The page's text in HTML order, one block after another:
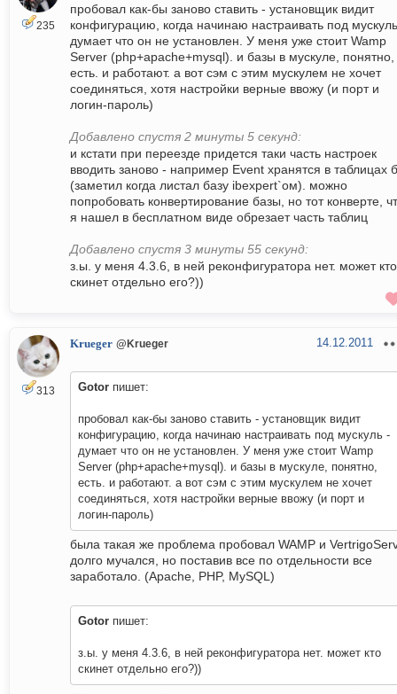
235
пробовал как-бы заново ставить - установщик видит
конфигурацию, когда начинаю настраивать под
думает что он не установлен. У меня уже стоит Wamp
Server (php+apache+mysql). и базы в мускуле, понятно,
есть. и работают. а вот сэм с этим мускулем не хочет
соединяться, хотя настройки верные ввожу (и порт и
логин-пароль)
Добавлено спустя 2 минуты 5 секунд:
и кстати при переезде придется таки часть настроек
вводить заново - например Event хранятся в таблицах
(заметил когда листал базу ibexpert`ом). можно
попробовать конвертирование базы, но тот конверте,
я нашел в бесплатном виде обрезает часть таблиц
Добавлено спустя 3 минуты 55 секунд:
з.ы. у меня 4.3.6, в ней реконфигуратора нет. может кто
скинет отдельно его?))
313
Krueger @Krueger 14.12.2011
Gotor пишет:
пробовал как-бы заново ставить - установщик видит
конфигурацию, когда начинаю настраивать под мускуль -
думает что он не установлен. У меня уже стоит Wamp
Server (php+apache+mysql). и базы в мускуле, понятно,
есть. и работают. а вот сэм с этим мускулем не хочет
соединяться, хотя настройки верные ввожу (и порт и
логин-пароль)
была такая же проблема пробовал WAMP и
долго мучался, но поставив все по отдельности все
заработало. (Apache, PHP, MySQL)
Gotor пишет:
з.ы. у меня 4.3.6, в ней реконфигуратора нет. может кто
скинет отдельно его?))